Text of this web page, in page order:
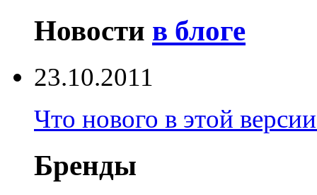
Новости в блоге
23.10.2011
Что нового в этой
Бренды